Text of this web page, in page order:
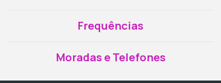
Frequências
Moradas e Telefones